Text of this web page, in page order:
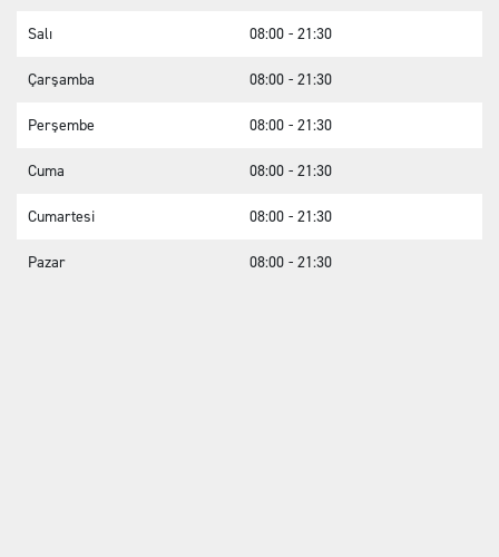
Salı 08:00 - 21:30
Çarşamba 08:00 - 21:30
Perşembe 08:00 - 21:30
Cuma 08:00 - 21:30
Cumartesi 08:00 - 21:30
Pazar 08:00 - 21:30